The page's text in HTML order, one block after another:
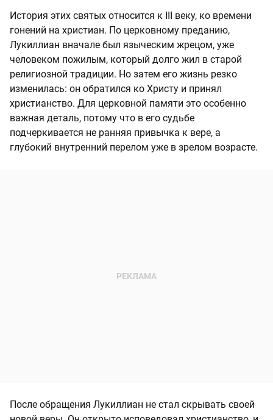
История этих святых относится к III веку, ко времени
гонений на христиан. По церковному преданию,
Лукиллиан вначале был языческим жрецом, уже
человеком пожилым, который долго жил в старой
религиозной традиции. Но затем его жизнь резко
изменилась: он обратился ко Христу и принял
христианство. Для церковной памяти это особенно
важная деталь, потому что в его судьбе
подчеркивается не ранняя привычка к вере, а
глубокий внутренний перелом уже в зрелом возрасте.
После обращения Лукиллиан не стал скрывать своей